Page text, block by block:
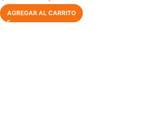
AGREGAR AL CARRITO